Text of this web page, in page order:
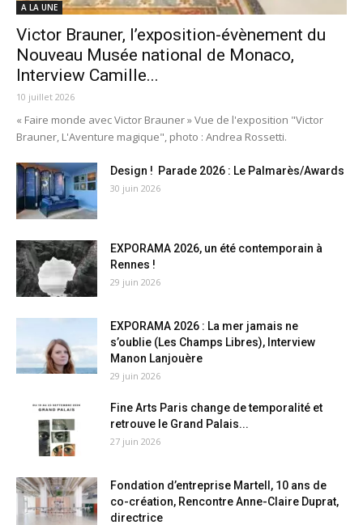
A LA UNE
Victor Brauner, l’exposition-évènement du
Nouveau Musée national de Monaco,
Interview Camille...
10 juillet 2026
« Faire monde avec Victor Brauner » Vue de l'exposition "Victor
Brauner, L'Aventure magique", photo : Andrea Rossetti.
Design ! Parade 2026 : Le Palmarès/Awards
30 juin 2026
EXPORAMA 2026, un été contemporain à
Rennes !
29 juin 2026
EXPORAMA 2026 : La mer jamais ne
s’oublie (Les Champs Libres), Interview
Manon Lanjouère
29 juin 2026
Fine Arts Paris change de temporalité et
retrouve le Grand Palais...
27 juin 2026
Fondation d’entreprise Martell, 10 ans de
co-création, Rencontre Anne-Claire Duprat,
directrice